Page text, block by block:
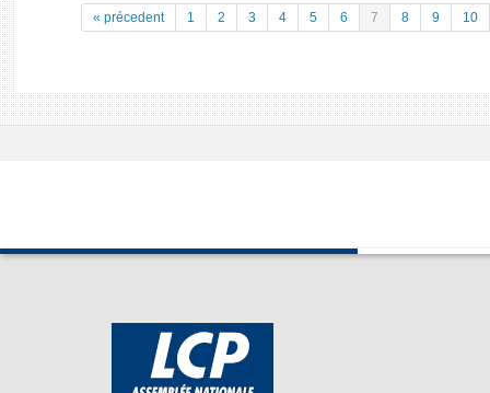
« précedent 1 2 3 4 5 6 7 8 9 10